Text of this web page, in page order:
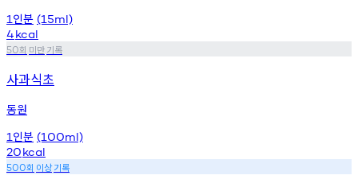
1 인분 (15ml)
4kcal
50회 미만기록
사과식초
동원
1 인분 (100ml)
20kcal
500회 이상기록